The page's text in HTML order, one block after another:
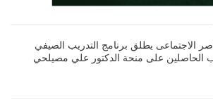
الاجتماعى يطلق برنامج التدريب الصيفي
الحاصلين على منحة الدكتور علي مصيلحي